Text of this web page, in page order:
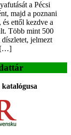
a Pécsi
majd a poznani
ettől kezdve a
Több mint 500
jelmezt
[…]